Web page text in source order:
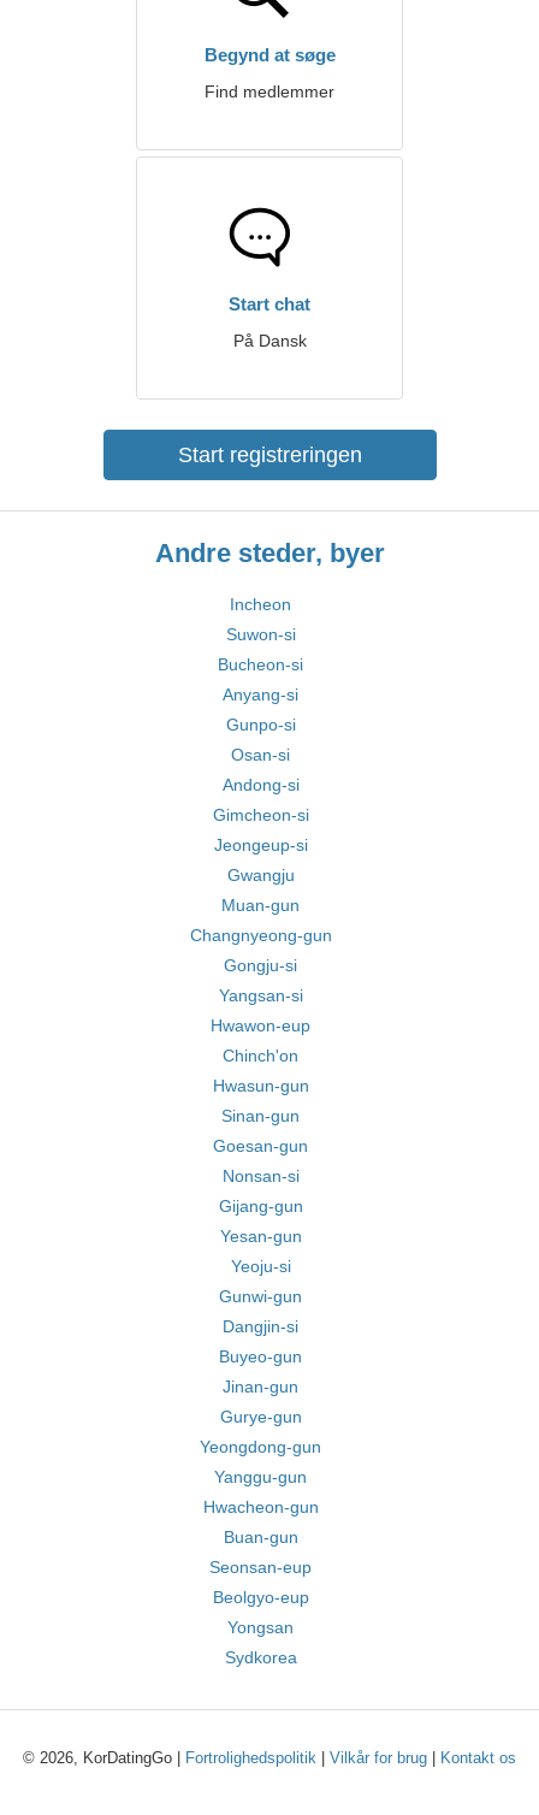
Begynd at søge
Find medlemmer
Start chat
På Dansk
Start registreringen
Andre steder, byer
Incheon
Suwon-si
Bucheon-si
Anyang-si
Gunpo-si
Osan-si
Andong-si
Gimcheon-si
Jeongeup-si
Gwangju
Muan-gun
Changnyeong-gun
Gongju-si
Yangsan-si
Hwawon-eup
Chinch'on
Hwasun-gun
Sinan-gun
Goesan-gun
Nonsan-si
Gijang-gun
Yesan-gun
Yeoju-si
Gunwi-gun
Dangjin-si
Buyeo-gun
Jinan-gun
Gurye-gun
Yeongdong-gun
Yanggu-gun
Hwacheon-gun
Buan-gun
Seonsan-eup
Beolgyo-eup
Yongsan
Sydkorea
© 2026, KorDatingGo | Fortrolighedspolitik Vilkår for brug Kontakt os